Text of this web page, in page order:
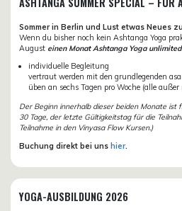
Sommer in Berlin und Lust etwas Neues
Wenn du bisher noch kein Ashtanga Yoga
August einen Monat Ashtanga Yoga
individuelle Begleitung
vertraut werden mit den grundlegenden
üben an sechs Tagen pro Woche (alle außer
Der Beginn innerhalb dieser beiden Monate ist
30 Tage, der letzte Gültigkeitstag für die
Teilnahme in den Vinyasa Flow Kursen.)
Buchung direkt bei uns hier.
YOGA-AUSBILDUNG 2026